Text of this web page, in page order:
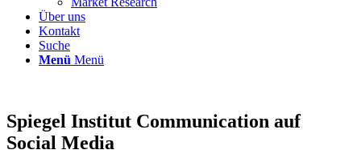
Über uns
Kontakt
Suche
Menü Menü
Spiegel Institut Communication auf
Social Media